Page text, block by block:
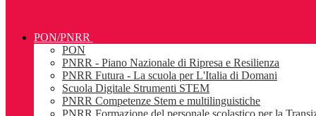
PON/PNRR
PON
PNRR - Piano Nazionale di Ripresa e Resilienza
PNRR Futura - La scuola per L'Italia di Domani
Scuola Digitale Strumenti STEM
PNRR Competenze Stem e multilinguistiche